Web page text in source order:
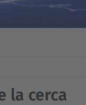
la cerca